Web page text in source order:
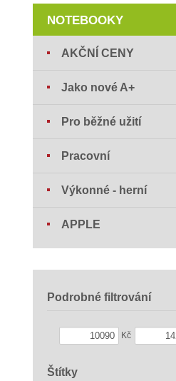
NOTEBOOKY
AKČNÍ CENY
Jako nové A+
Pro běžné užití
Pracovní
Výkonné - herní
APPLE
Podrobné filtrování
Kč
Štítky